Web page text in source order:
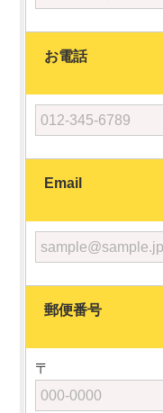
お電話
Email
郵便番号
〒